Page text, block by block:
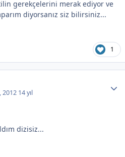
gerekçelerini merak ediyor ve
diyorsanız siz bilirsiniz...
1
2012 14 yıl
dizisiz...